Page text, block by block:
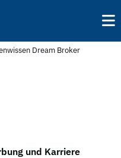
Dream Broker
und Karriere